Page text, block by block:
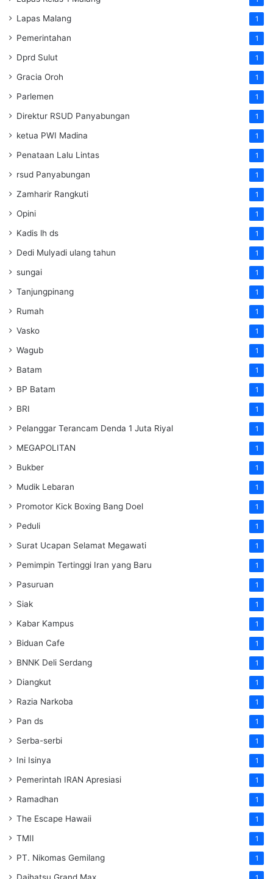
Lapas Malang 1
Pemerintahan 1
Dprd Sulut 1
Gracia Oroh 1
Parlemen 1
Direktur RSUD Panyabungan 1
ketua PWI Madina 1
Penataan Lalu Lintas 1
rsud Panyabungan 1
Zamharir Rangkuti 1
Opini 1
Kadis lh ds 1
Dedi Mulyadi ulang tahun 1
sungai 1
Tanjungpinang 1
Rumah 1
Vasko 1
Wagub 1
Batam 1
BP Batam 1
BRI 1
Pelanggar Terancam Denda 1 Juta Riyal 1
MEGAPOLITAN 1
Bukber 1
Mudik Lebaran 1
Promotor Kick Boxing Bang Doel 1
Peduli 1
Surat Ucapan Selamat Megawati 1
Pemimpin Tertinggi Iran yang Baru 1
Pasuruan 1
Siak 1
Kabar Kampus 1
Biduan Cafe 1
BNNK Deli Serdang 1
Diangkut 1
Razia Narkoba 1
Pan ds 1
Serba-serbi 1
Ini Isinya 1
Pemerintah IRAN Apresiasi 1
Ramadhan 1
The Escape Hawaii 1
TMII 1
PT. Nikomas Gemilang 1